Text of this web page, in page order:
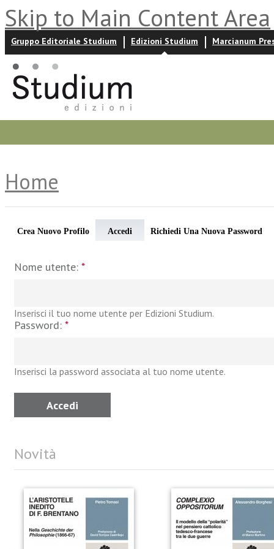
Skip to Main Content Area
Gruppo Editoriale Studium Edizioni Studium Marcianum
Home
Crea Nuovo Profilo Accedi Richiedi Una Nuova Password
Nome utente: *
Inserisci il tuo nome utente per Edizioni Studium.
Password: *
Inserisci la password associata al tuo nome utente.
Novità